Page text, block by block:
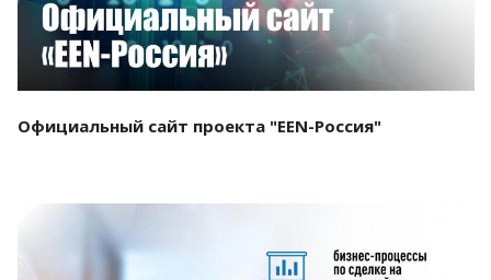
Официальный сайт проекта "EEN-Россия"